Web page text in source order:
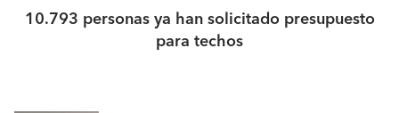
10.793 personas ya han solicitado presupuesto
para techos